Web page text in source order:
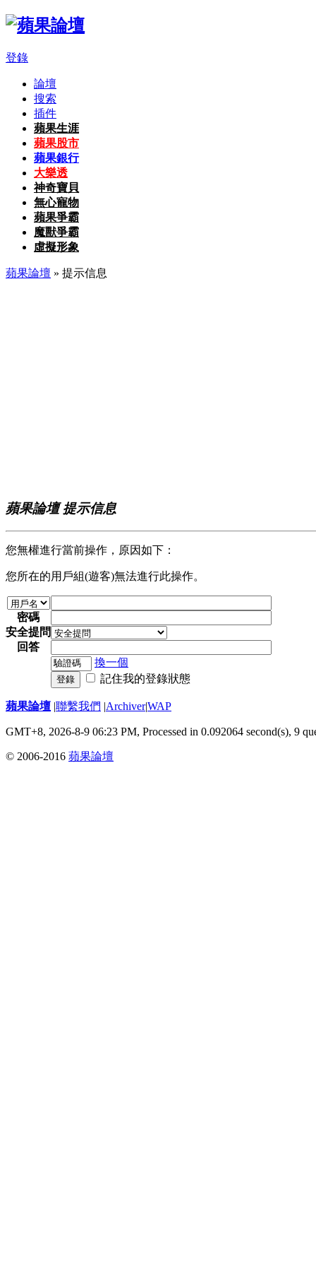
登錄
論壇
搜索
插件
蘋果生涯
蘋果股市
蘋果銀行
大樂透
神奇寶貝
無心寵物
蘋果爭霸
魔獸爭霸
虛擬形象
蘋果論壇 » 提示信息
蘋果論壇 提示信息
您無權進行當前操作，原因如下：
您所在的用戶組(遊客)無法進行此操作。
密碼
安全提問
回答
換一個
登錄 記住我的登錄狀態
蘋果論壇 |聯繫我們 |Archiver|WAP
GMT+8, 2026-8-9 06:23 PM, Processed in 0.092064 second(s), 9
© 2006-2016 蘋果論壇